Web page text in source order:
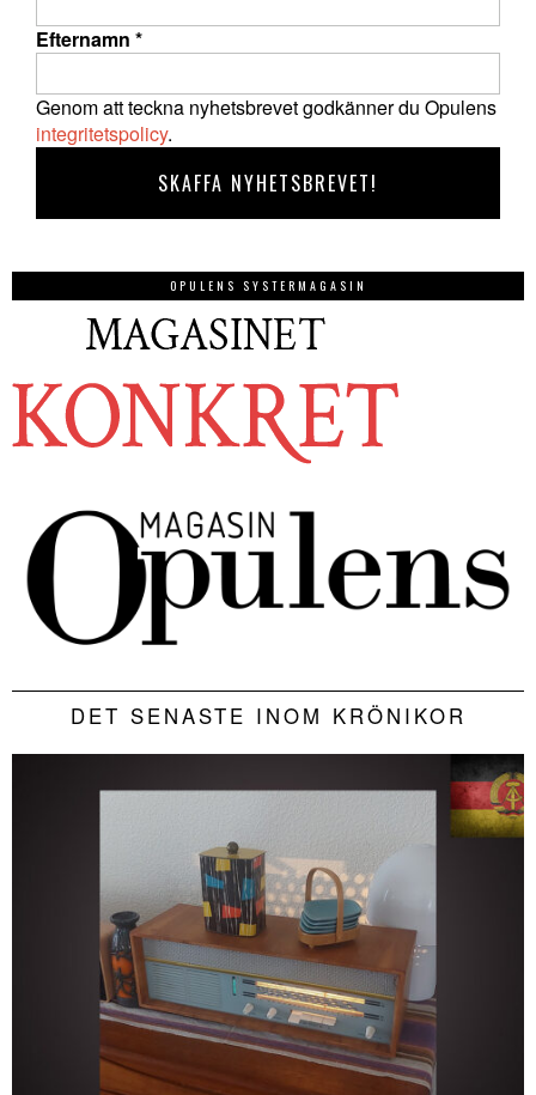
Efternamn *
Genom att teckna nyhetsbrevet godkänner du Opulens
integritetspolicy.
OPULENS SYSTERMAGASIN
DET SENASTE INOM KRÖNIKOR